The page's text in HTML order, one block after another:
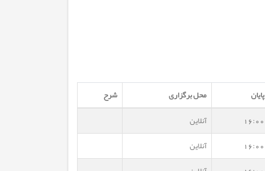
پایان محل برگزاری
شرح
16:00
آنلاین
16:00
آنلاین